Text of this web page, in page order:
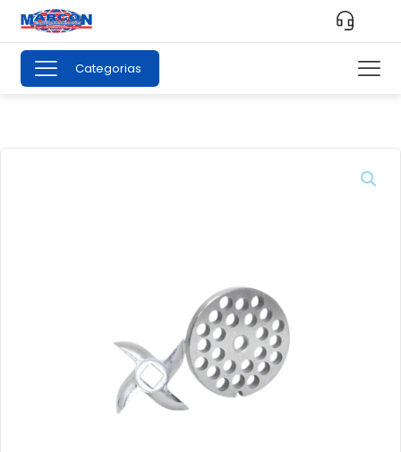
Categorias